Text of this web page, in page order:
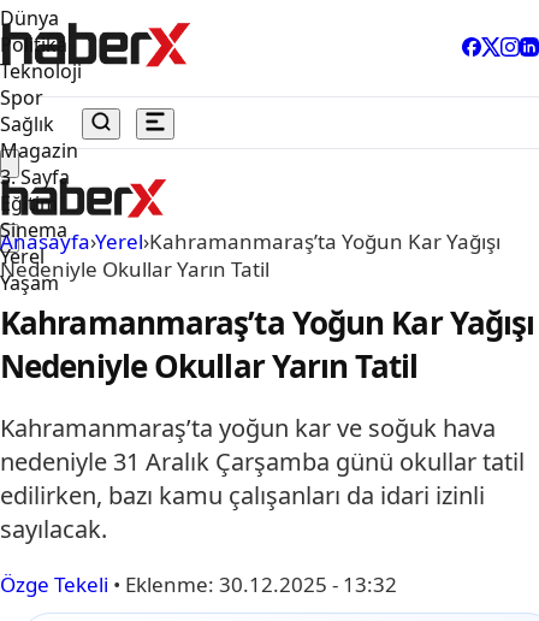
Dünya
Politika
Teknoloji
Spor
Sağlık
Magazin
3. Sayfa
Eğitim
Sinema
Yerel
Yaşam
Anasayfa›Yerel›Kahramanmaraş’ta Yoğun Kar Yağışı
Nedeniyle Okullar Yarın Tatil
Kahramanmaraş’ta Yoğun Kar Yağışı
Nedeniyle Okullar Yarın Tatil
Kahramanmaraş’ta yoğun kar ve soğuk hava
nedeniyle 31 Aralık Çarşamba günü okullar tatil
edilirken, bazı kamu çalışanları da idari izinli
sayılacak.
Özge Tekeli • Eklenme: 30.12.2025 - 13:32